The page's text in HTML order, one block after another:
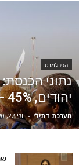
הפרלמנט
יהודים, 45% – בישראל
מערכת דתילי - יולי 22, 2020